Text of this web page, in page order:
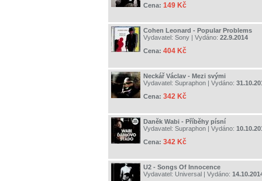
Cena: 149 Kč
Cohen Leonard - Popular Problems
Vydavatel: Sony | Vydáno: 22.9.2014
Cena: 404 Kč
Neckář Václav - Mezi svými
Vydavatel: Supraphon | Vydáno:
Cena: 342 Kč
Daněk Wabi - Příběhy písní
Vydavatel: Supraphon | Vydáno:
Cena: 342 Kč
U2 - Songs Of Innocence
Vydavatel: Universal | Vydáno: